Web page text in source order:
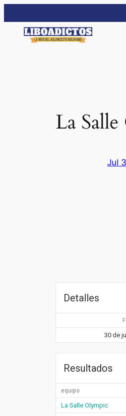
al
contenido
La
Jul
Detalles
30 de
Resultados
equipo
La Salle Olympic